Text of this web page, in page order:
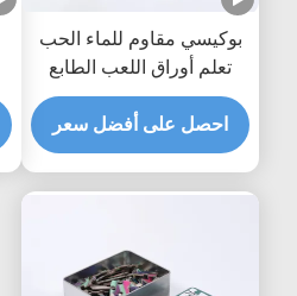
بوكيسي مقاوم للماء الحب
تعلم أوراق اللعب الطابع
الساخن
احصل على أفضل سعر